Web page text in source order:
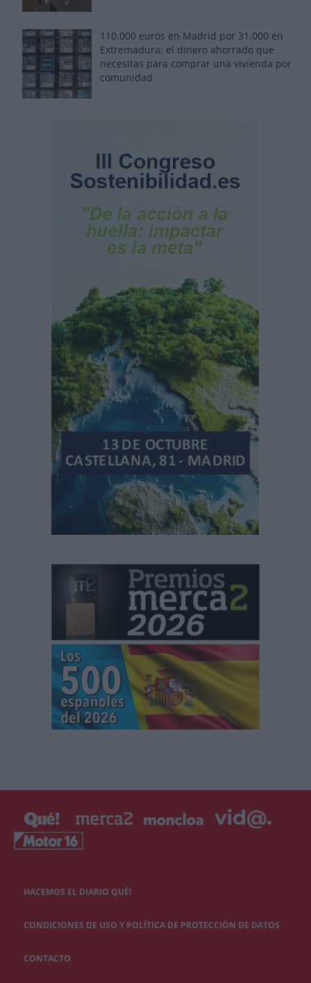
110.000 euros en Madrid por 31.000 en
Extremadura: el dinero ahorrado que
necesitas para comprar una vivienda por
comunidad
HACEMOS EL DIARIO QUÉ!
CONDICIONES DE USO Y POLÍTICA DE PROTECCIÓN DE DATOS
CONTACTO